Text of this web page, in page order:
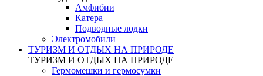
Амфибии
Катера
Подводные лодки
Электромобили
ТУРИЗМ И ОТДЫХ НА ПРИРОДЕ
ТУРИЗМ И ОТДЫХ НА ПРИРОДЕ
Гермомешки и гермосумки